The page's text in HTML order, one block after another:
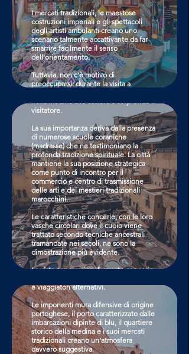
I mercati tradizionali, le maestose
costruzioni imperiali e gli spettacoli
degli artisti ambulanti creano uno
scenario talmente accattivante da far
smarrire facilmente il senso
dell'orientamento.
Tuttavia, non c'è motivo di
preoccuparsi: durante la visita a
abbandonarsi al flusso delle emozioni.
CLICCA QUI
Fes
La città di Fes, considerata l'anima
religiosa del Marocco, è un autentico
visitatore.
La sua importanza deriva dalla presenza
di numerose scuole coraniche
(madrasse) che ne testimoniano la
profonda tradizione spirituale. La città
mantiene la sua posizione strategica
come punto di incontro per il
commercio e centro di trasmissione
delle arti e dei mestieri tradizionali
marocchini.
Le caratteristiche concerie, con le loro
vasche circolari dove il cuoio viene
trattato secondo tecniche ancestrali
tramandate nei secoli, ne sono la
dimostrazione più evidente.
La vista panoramica di queste concerie,
circostanti, offre uno spettacolo
incomparabile.
CLICCA QUI
Essaouira
Questa affascinante città costiera del
Marocco sorprende i visitatori con il suo
carattere unico: un luogo ricco di colori
e atmosfere artistiche che nel corso
e viaggiatori alternativi.
Le imponenti mura difensive di origine
portoghese, il porto caratterizzato dalle
imbarcazioni dipinte di blu, il quartiere
storico della medina e i suoi mercati
tradizionali creano un'atmosfera
davvero suggestiva.